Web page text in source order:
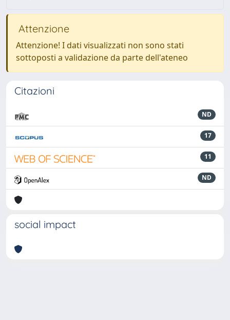
Attenzione
Attenzione! I dati visualizzati non sono stati
sottoposti a validazione da parte dell'ateneo
Citazioni
ND
17
11
ND
social impact